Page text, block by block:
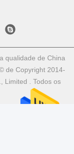
qualidade de China
de Copyright 2014-
Limited . Todos os